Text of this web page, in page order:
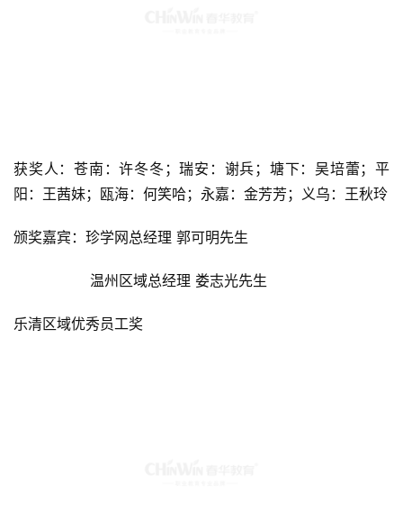
获奖人：苍南：许冬冬；瑞安：谢兵；塘下：吴培蕾；平
阳：王茜妹；瓯海：何笑哈；永嘉：金芳芳；义乌：王秋玲
颁奖嘉宾：珍学网总经理 郭可明先生
温州区域总经理 娄志光先生
乐清区域优秀员工奖